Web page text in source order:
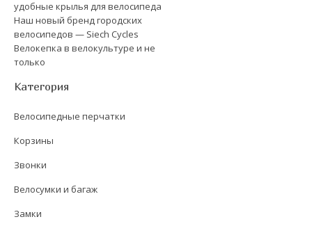
удобные крылья для велосипеда
Наш новый бренд городских
велосипедов — Siech Cycles
Велокепка в велокультуре и не
только
Категория
Велосипедные перчатки
Корзины
Звонки
Велосумки и багаж
Замки